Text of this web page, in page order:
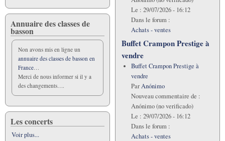
Annuaire des classes de
basson
Non avons mis en ligne un
annuaire des classes de basson en
France…
Merci de nous informer si il y a
des changements….
Les concerts
Voir plus...
Le : 29/07/2026 - 16:12
Dans le forum :
Achats - ventes
Buffet Crampon Prestige à
vendre
Buffet Crampon Prestige à
vendre
ParAnónimo
Nouveau commentaire de :
Anónimo (no verificado)
Le : 29/07/2026 - 16:12
Dans le forum :
Achats - ventes